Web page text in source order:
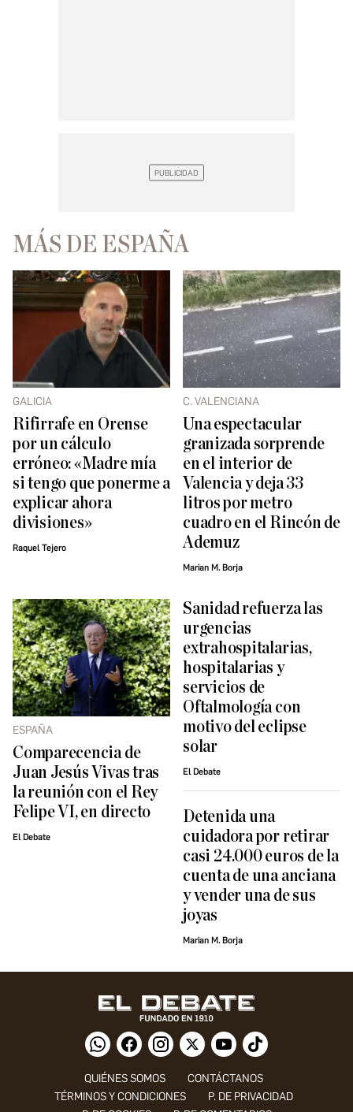
MÁS DE ESPAÑA
GALICIA
Rifirrafe en Orense
por un cálculo
erróneo: «Madre mía
si tengo que ponerme a
explicar ahora
divisiones»
Raquel Tejero
C. VALENCIANA
Una espectacular
granizada sorprende
en el interior de
Valencia y deja 33
litros por metro
cuadro en el Rincón de
Ademuz
Marian M. Borja
ESPAÑA
Comparecencia de
Juan Jesús Vivas tras
la reunión con el Rey
Felipe VI, en directo
El Debate
Sanidad refuerza las
urgencias
extrahospitalarias,
hospitalarias y
servicios de
Oftalmología con
motivo del eclipse
solar
El Debate
Detenida una
cuidadora por retirar
casi 24.000 euros de la
cuenta de una anciana
y vender una de sus
joyas
Marian M. Borja
QUIÉNES SOMOS
CONTÁCTANOS
TÉRMINOS Y CONDICIONES
P. DE PRIVACIDAD